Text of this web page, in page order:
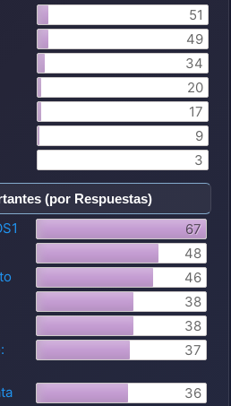
51
49
34
20
17
9
3
(por Respuestas)
67
48
46
38
38
37
36